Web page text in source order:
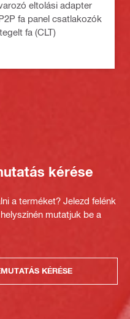
eltolási adapter
fa panel csatlakozók
fa (CLT)
kérése
a terméket? Jelezd felénk
mutatjuk be a
KÉRÉSE